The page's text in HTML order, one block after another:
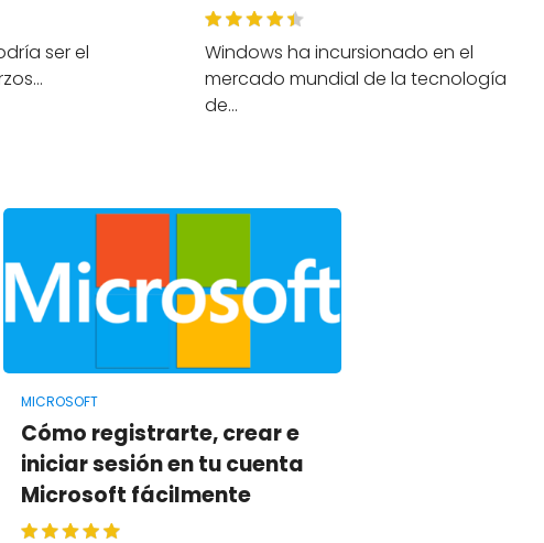
ser el
Windows ha incursionado en el
mercado mundial de la tecnología
de…
MICROSOFT
Cómo registrarte, crear e
iniciar sesión en tu cuenta
Microsoft fácilmente